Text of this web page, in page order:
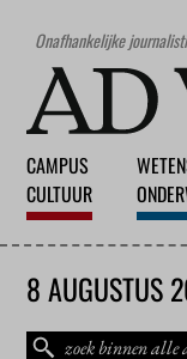
Onafhankelijke
CAMPUS
CULTUUR
8 AUGUSTUS